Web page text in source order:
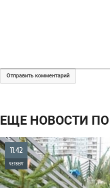
Отправить комментарий
ЕЩЕ НОВОСТИ
11:42
ЧЕТВЕРГ
0